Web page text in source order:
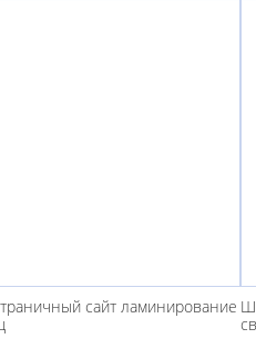
сайт ламинирование